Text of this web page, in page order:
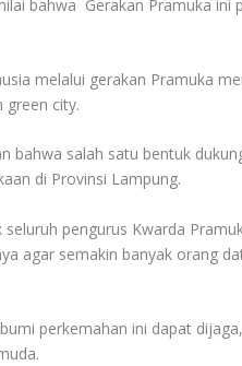
bahwa Gerakan Pramuka
melalui gerakan Pramuka
green city.
bahwa salah satu bentuk
di Provinsi Lampung.
seluruh pengurus Kwarda
agar semakin banyak orang
perkemahan ini dapat